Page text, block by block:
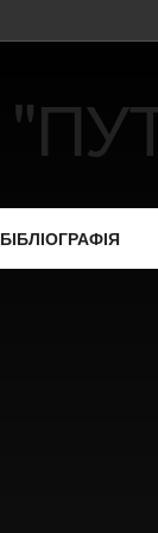
БІБЛІОГРАФІЯ